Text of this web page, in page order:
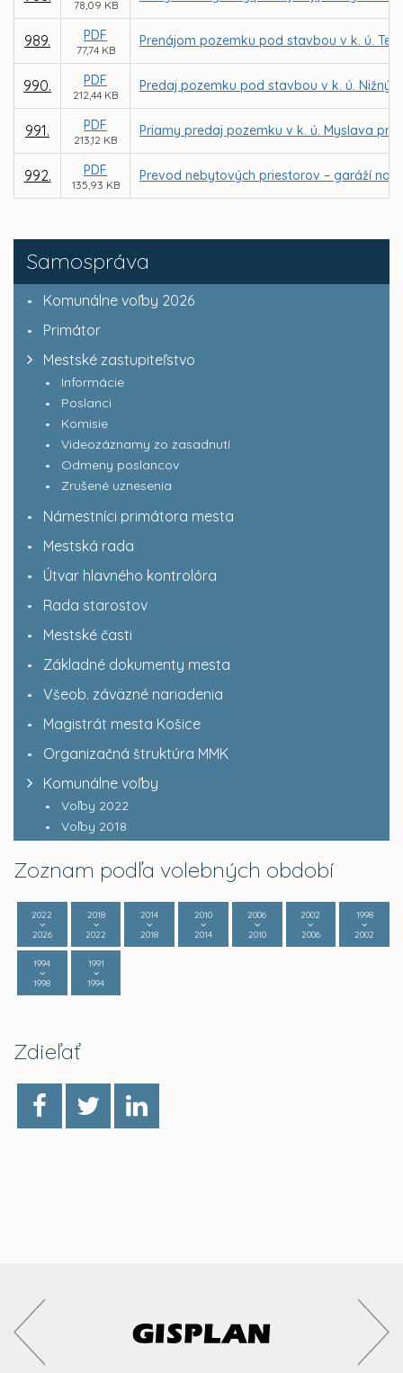
Samospráva
Komunálne voľby 2026
Primátor
Mestské zastupiteľstvo
Informácie
Poslanci
Komisie
Videozáznamy zo zasadnutí
Odmeny poslancov
Zrušené uznesenia
Námestníci primátora mesta
Mestská rada
Útvar hlavného kontrolóra
Rada starostov
Mestské časti
Základné dokumenty mesta
Všeob. záväzné nariadenia
Magistrát mesta Košice
Organizačná štruktúra MMK
Komunálne voľby
Voľby 2022
Voľby 2018
Zoznam podľa volebných období
2022
2026
2018
2022
2014
2018
2010
2014
2006
2010
2002
2006
1998
2002
1994
1998
1991
1994
Zdieľať
78,09 KB
989. PDF
77,74 KB
Prenájom pozemku pod stavbou v k. ú.
990. PDF
212,44 KB
Predaj pozemku pod stavbou v k. ú. Nižný
991. PDF
213,12 KB
Priamy predaj pozemku v k. ú. Myslava pre
992. PDF
135,93 KB
Prevod nebytových priestorov – garáží na